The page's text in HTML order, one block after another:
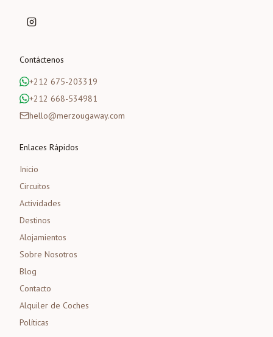
Contáctenos
+212 675-203319
+212 668-534981
hello@merzougaway.com
Enlaces Rápidos
Inicio
Circuitos
Actividades
Destinos
Alojamientos
Sobre Nosotros
Blog
Contacto
Alquiler de Coches
Políticas